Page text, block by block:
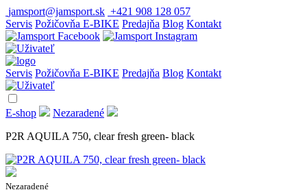
jamsport@jamsport.sk +421 908 128 057
Servis Požičovňa E-BIKE Predajňa Blog Kontakt
Servis Požičovňa E-BIKE Predajňa Blog Kontakt
E-shop
Nezaradené
P2R AQUILA 750, clear fresh green- black
Nezaradené